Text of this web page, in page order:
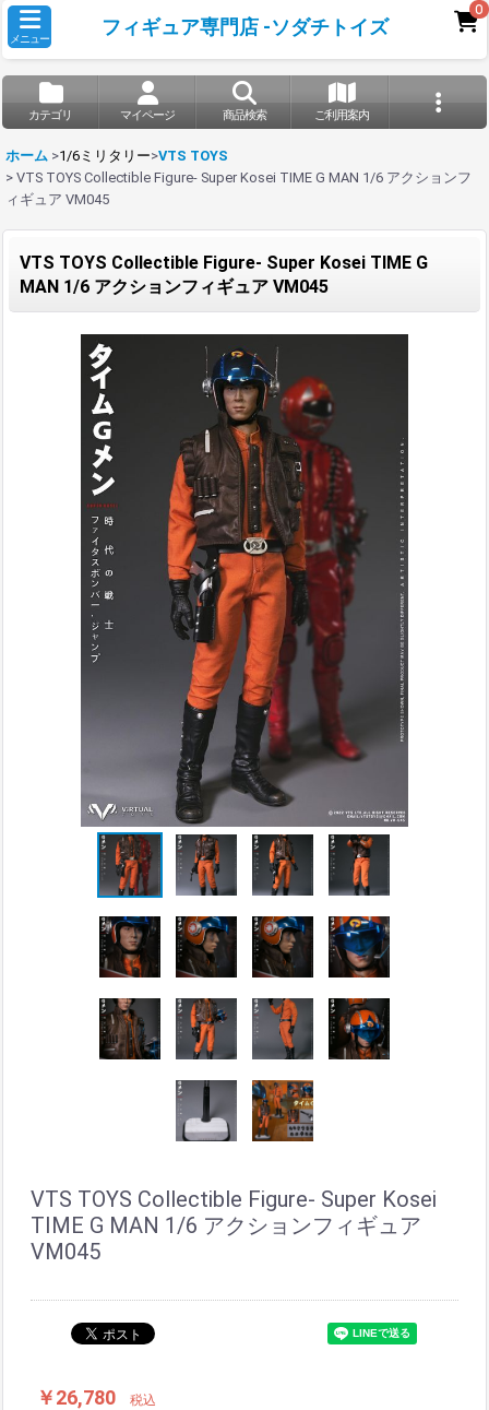
メニュー
フィギュア専門店 -ソダチトイズ
0
カテゴリ マイページ 商品検索 ご利用案内
ホーム >1/6ミリタリー>VTS TOYS
> VTS TOYS Collectible Figure- Super Kosei TIME G MAN 1/6 アクションフ
ィギュア VM045
VTS TOYS Collectible Figure- Super Kosei TIME G
MAN 1/6 アクションフィギュア VM045
VTS TOYS Collectible Figure- Super Kosei
TIME G MAN 1/6 アクションフィギュア
VM045
￥26,780 税込